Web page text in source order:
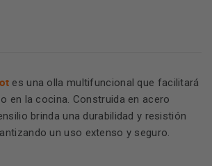
es una olla multifuncional que facilitará
en la cocina. Construida en acero
brinda una durabilidad y resistión
un uso extenso y seguro.